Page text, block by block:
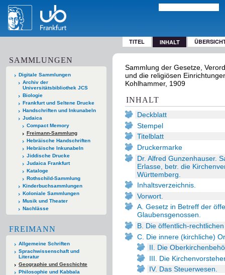
TITEL INHALT
SAMMLUNGEN
Digitale Sammlungen
Archiv der
Universitätsbibliothek JCS
Biologie
Frankfurt und Seltene Drucke
Handschriften und Inkunabeln
Judaica
Compact Memory
Freimann-Sammlung
Hebräische Handschriften
Hebräische Inkunabeln
Jiddische Drucke
Judaica Frankfurt
Kataloge
Rothschild-Sammlung
Kinderbuchsammlungen
Koloniale Sammlungen
Musik und Theater
Nachlässe
FREIMANN
Allgemeine Schriften
Sprachwissenschaft und
Literatur
Geographie und Geschichte
Philosophie und Kabbala
Sammlung der Gesetze,
und die religiösen
Kohlhammer, 1909
INHALT
Deckblatt
Stempel
Titelblatt
Druckermarke
Dr. Alfred Gunzenhauser.
Erlasse, betr. die
Württemberg.
Inhaltsverzeichnis.
Vorwort.
A. Gesetz in Betreff der
Glaubensgenossen.
B. Die öffentlich-
C. Die innere (kirchliche)
II. Die
III. Die
IV. Das Steuerwesen.